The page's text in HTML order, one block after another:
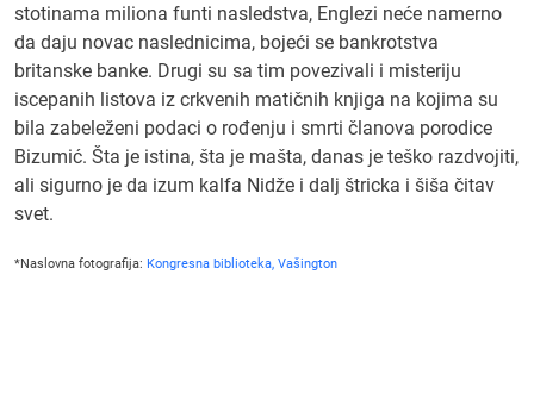
stotinama miliona funti nasledstva, Englezi neće namerno
da daju novac naslednicima, bojeći se bankrotstva
britanske banke. Drugi su sa tim povezivali i misteriju
iscepanih listova iz crkvenih matičnih knjiga na kojima su
bila zabeleženi podaci o rođenju i smrti članova porodice
Bizumić. Šta je istina, šta je mašta, danas je teško razdvojiti,
ali sigurno je da izum kalfa Nidže i dalj štricka i šiša čitav
svet.
*Naslovna fotografija: Kongresna biblioteka, Vašington